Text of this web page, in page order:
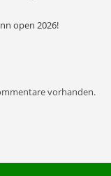
open 2026!
vorhanden.